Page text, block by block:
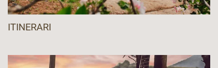
ITINERARI